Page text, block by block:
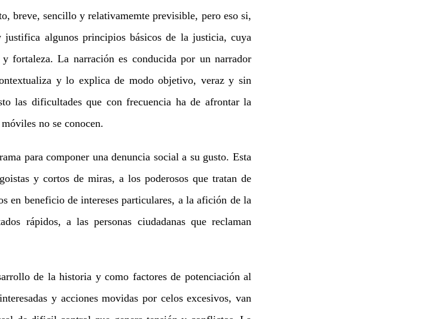
breve, sencillo y relativamemte previsible, pero eso si,
algunos principios básicos de la justicia, cuya
fortaleza. La narración es conducida por un narrador
y lo explica de modo objetivo, veraz y sin
las dificultades que con frecuencia ha de afrontar la
no se conocen.
para componer una denuncia social a su gusto. Esta
y cortos de miras, a los poderosos que tratan de
en beneficio de intereses particulares, a la afición de la
rápidos, a las personas ciudadanas que reclaman
de la historia y como factores de potenciación al
y acciones movidas por celos excesivos, van